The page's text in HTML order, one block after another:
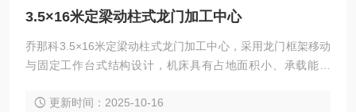
3.5×16米定梁动柱式龙门加工中心
乔那科3.5×16米定梁动柱式龙门加工中心，采用龙门框架移动
与固定工作台式结构设计，机床具有占地面积小、承载能力
模具、航空航天、船舶等领域的大型零件精密加工，可实现
更新时间：2025-10-16